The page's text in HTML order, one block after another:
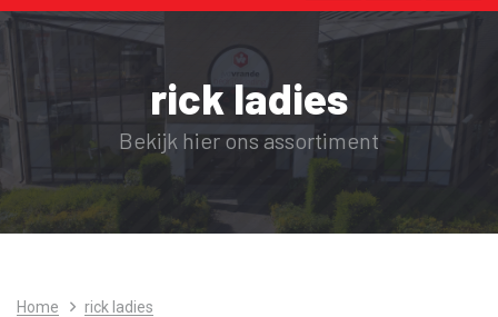
rick ladies
Bekijk hier ons assortiment
Home rick ladies